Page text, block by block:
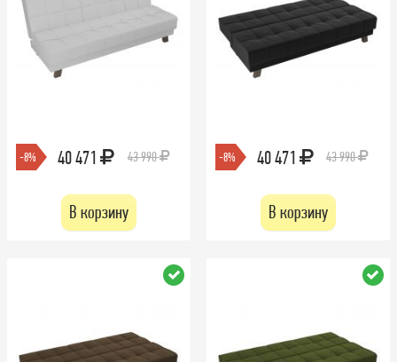
-8% 40 471 43 990
В корзину
-8% 40 471 43 990
В корзину